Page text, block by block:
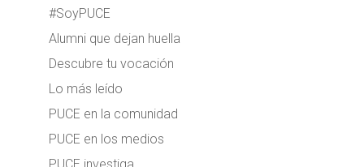
#SoyPUCE
Alumni que dejan huella
Descubre tu vocación
Lo más leído
PUCE en la comunidad
PUCE en los medios